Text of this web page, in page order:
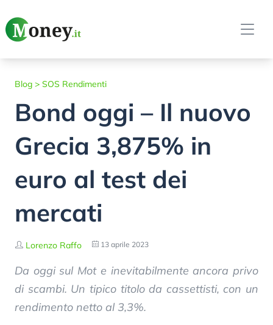
Blog > SOS Rendimenti
Bond oggi – Il nuovo
Grecia 3,875% in
euro al test dei
mercati
Lorenzo Raffo 13 aprile 2023
Da oggi sul Mot e inevitabilmente ancora privo
di scambi. Un tipico titolo da cassettisti, con un
rendimento netto al 3,3%.